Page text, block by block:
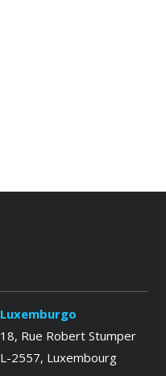
Luxemburgo
18, Rue Robert Stumper
L-2557, Luxembourg